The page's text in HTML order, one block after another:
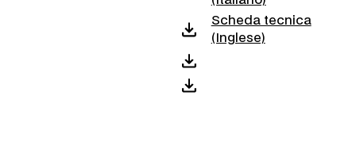
Scheda tecnica
(Inglese)